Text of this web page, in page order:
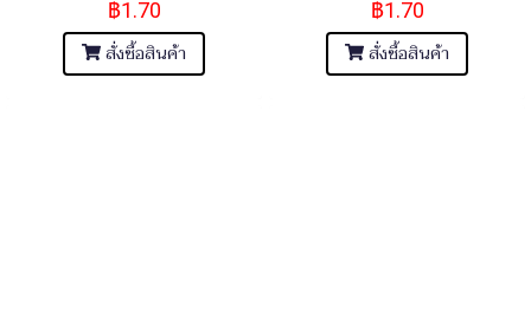
฿1.70
สั่งซื้อสินค้า
฿1.70
สั่งซื้อสินค้า